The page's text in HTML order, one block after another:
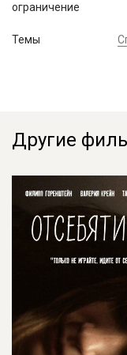
ограничение
Темы
Другие